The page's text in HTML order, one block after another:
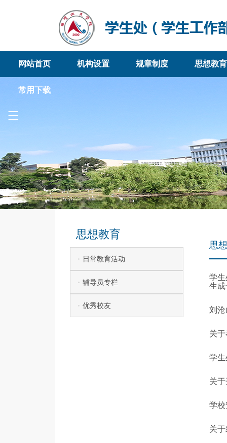
网站首页 机构设置 规章制度 思想教育
常用下载
思想教育
日常教育活动
辅导员专栏
优秀校友
思
学生
生成
刘
关
学
关
学校
关